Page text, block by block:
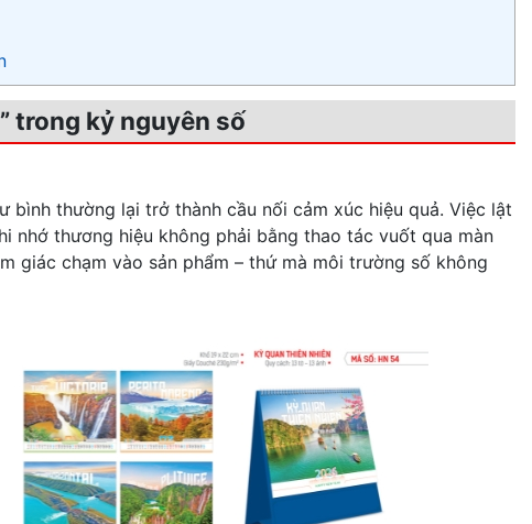
trong kỷ nguyên số
thường lại trở thành cầu nối cảm xúc hiệu quả. Việc lật
nhớ thương hiệu không phải bằng thao tác vuốt qua màn
giác chạm vào sản phẩm – thứ mà môi trường số không